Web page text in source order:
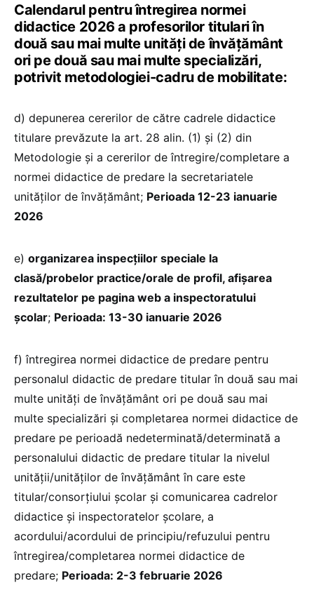
Calendarul pentru întregirea normei
didactice 2026 a profesorilor titulari în
două sau mai multe unităţi de învăţământ
ori pe două sau mai multe specializări,
potrivit metodologiei-cadru de mobilitate:
d) depunerea cererilor de către cadrele didactice
titulare prevăzute la art. 28 alin. (1) şi (2) din
Metodologie și a cererilor de întregire/completare a
normei didactice de predare la secretariatele
unităților de învățământ; Perioada 12-23 ianuarie
2026
e) organizarea inspecţiilor speciale la
clasă/probelor practice/orale de profil, afişarea
rezultatelor pe pagina web a inspectoratului
şcolar; Perioada: 13-30 ianuarie 2026
f) întregirea normei didactice de predare pentru
personalul didactic de predare titular în două sau mai
multe unităţi de învăţământ ori pe două sau mai
multe specializări şi completarea normei didactice de
predare pe perioadă nedeterminată/determinată a
personalului didactic de predare titular la nivelul
unităţii/unităţilor de învăţământ în care este
titular/consorțiului şcolar și comunicarea cadrelor
didactice şi inspectoratelor școlare, a
acordului/acordului de principiu/refuzului pentru
întregirea/completarea normei didactice de
predare; Perioada: 2-3 februarie 2026